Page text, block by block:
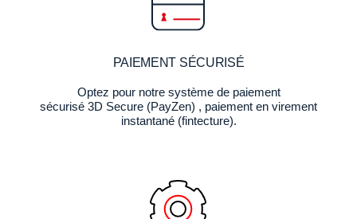
PAIEMENT SÉCURISÉ
Optez pour notre système de paiement
sécurisé 3D Secure (PayZen) , paiement en virement
instantané (fintecture).